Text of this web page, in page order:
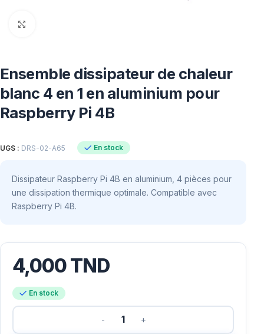
Ensemble dissipateur de chaleur
blanc 4 en 1 en aluminium pour
Raspberry Pi 4B
UGS : DRS-02-A65 En stock
Dissipateur Raspberry Pi 4B en aluminium, 4 pièces pour
une dissipation thermique optimale. Compatible avec
Raspberry Pi 4B.
4,000TND
En stock